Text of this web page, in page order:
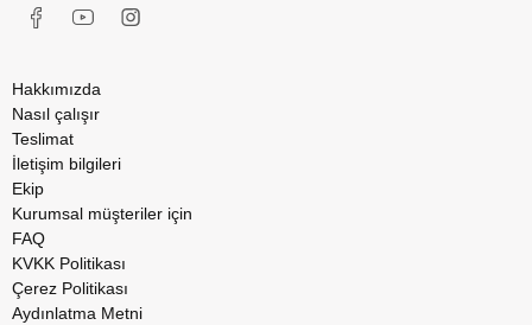
Hakkımızda
Nasıl çalışır
Teslimat
İletişim bilgileri
Ekip
Kurumsal müşteriler için
FAQ
KVKK Politikası
Çerez Politikası
Aydınlatma Metni